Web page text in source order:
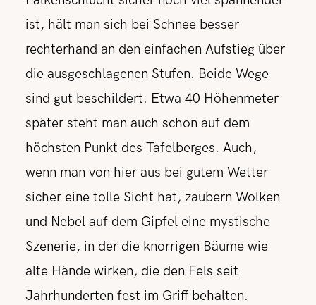
ist, hält man sich bei Schnee besser
rechterhand an den einfachen Aufstieg über
die ausgeschlagenen Stufen. Beide Wege
sind gut beschildert. Etwa 40 Höhenmeter
später steht man auch schon auf dem
höchsten Punkt des Tafelberges. Auch,
wenn man von hier aus bei gutem Wetter
sicher eine tolle Sicht hat, zaubern Wolken
und Nebel auf dem Gipfel eine mystische
Szenerie, in der die knorrigen Bäume wie
alte Hände wirken, die den Fels seit
Jahrhunderten fest im Griff behalten.